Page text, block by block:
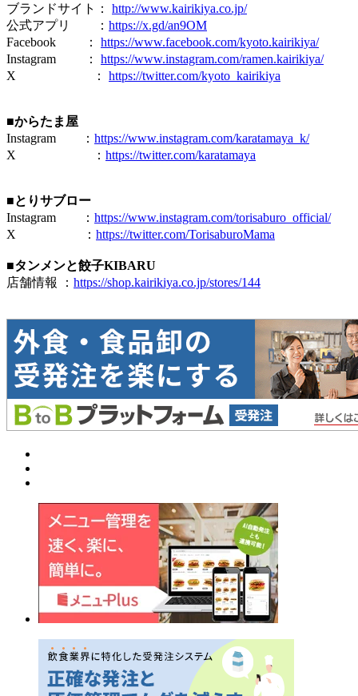
ブランドサイト： http://www.kairikiya.co.jp/
公式アプリ ： https://x.gd/an9OM
Facebook ： https://www.facebook.com/kyoto.kairikiya/
Instagram ： https://www.instagram.com/ramen.kairikiya/
X ： https://twitter.com/kyoto_kairikiya
■からたま屋
Instagram ： https://www.instagram.com/karatamaya_k/
X ： https://twitter.com/karatamaya
■とりサブロー
Instagram ： https://www.instagram.com/torisaburo_official/
X ： https://twitter.com/TorisaburoMama
■タンメンと餃子KIBARU
店舗情報 ： https://shop.kairikiya.co.jp/stores/144